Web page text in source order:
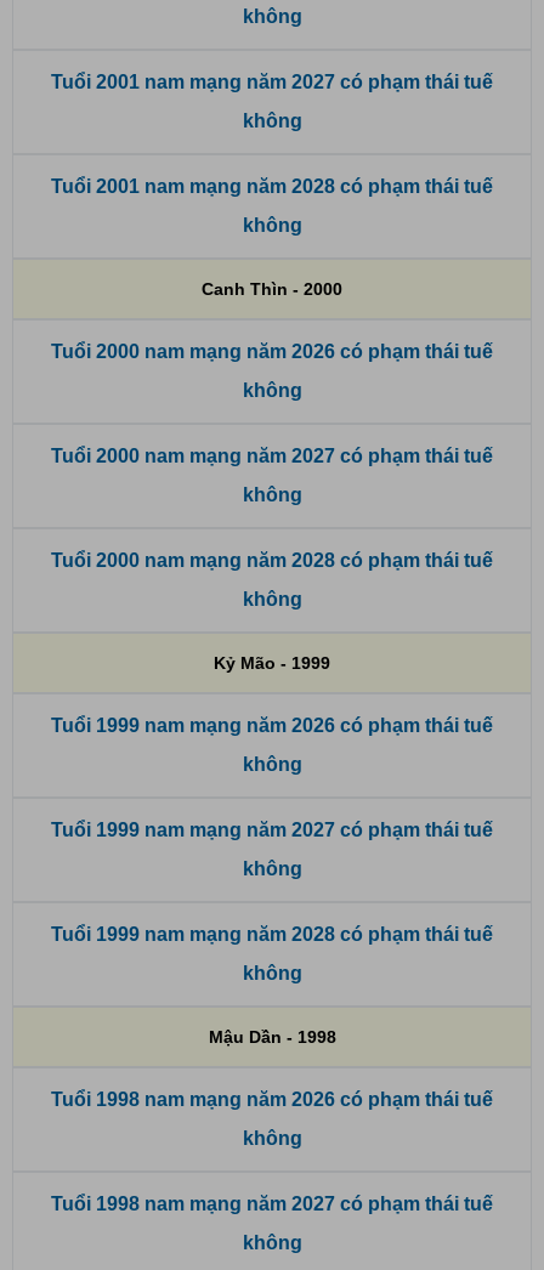
không
Tuổi 2001 nam mạng năm 2027 có phạm thái tuế
không
Tuổi 2001 nam mạng năm 2028 có phạm thái tuế
không
Canh Thìn - 2000
Tuổi 2000 nam mạng năm 2026 có phạm thái tuế
không
Tuổi 2000 nam mạng năm 2027 có phạm thái tuế
không
Tuổi 2000 nam mạng năm 2028 có phạm thái tuế
không
Kỷ Mão - 1999
Tuổi 1999 nam mạng năm 2026 có phạm thái tuế
không
Tuổi 1999 nam mạng năm 2027 có phạm thái tuế
không
Tuổi 1999 nam mạng năm 2028 có phạm thái tuế
không
Mậu Dần - 1998
Tuổi 1998 nam mạng năm 2026 có phạm thái tuế
không
Tuổi 1998 nam mạng năm 2027 có phạm thái tuế
không